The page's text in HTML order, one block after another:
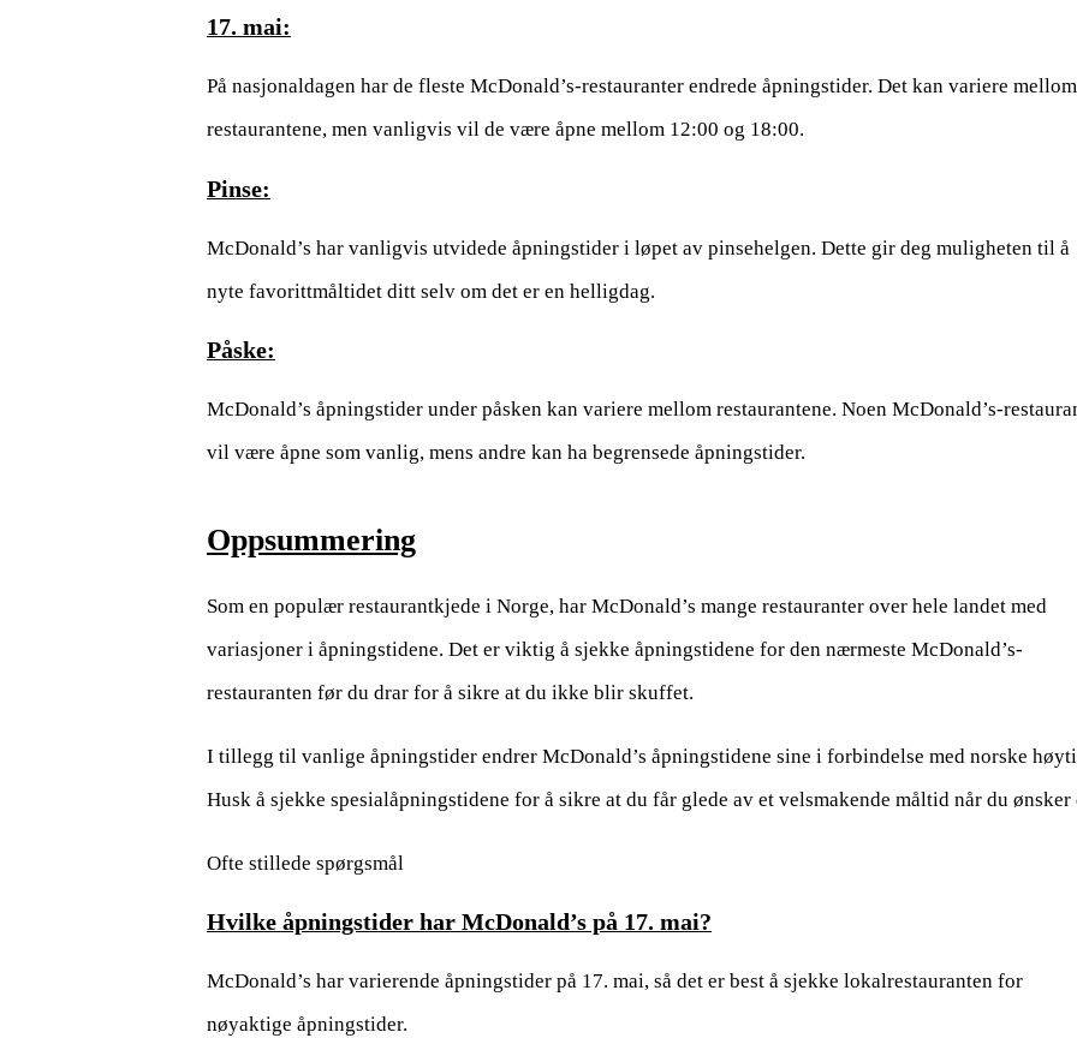
17. mai:
På nasjonaldagen har de fleste McDonald’s-restauranter endrede åpningstider. Det kan variere mellom
restaurantene, men vanligvis vil de være åpne mellom 12:00 og 18:00.
Pinse:
McDonald’s har vanligvis utvidede åpningstider i løpet av pinsehelgen. Dette gir deg muligheten til å
nyte favorittmåltidet ditt selv om det er en helligdag.
Påske:
McDonald’s åpningstider under påsken kan variere mellom restaurantene. Noen McDonald’s-
vil være åpne som vanlig, mens andre kan ha begrensede åpningstider.
Oppsummering
Som en populær restaurantkjede i Norge, har McDonald’s mange restauranter over hele landet med
variasjoner i åpningstidene. Det er viktig å sjekke åpningstidene for den nærmeste McDonald’s-
restauranten før du drar for å sikre at du ikke blir skuffet.
I tillegg til vanlige åpningstider endrer McDonald’s åpningstidene sine i forbindelse med norske
Husk å sjekke spesialåpningstidene for å sikre at du får glede av et velsmakende måltid når du ønsker
Ofte stillede spørgsmål
Hvilke åpningstider har McDonald’s på 17. mai?
McDonald’s har varierende åpningstider på 17. mai, så det er best å sjekke lokalrestauranten for
nøyaktige åpningstider.